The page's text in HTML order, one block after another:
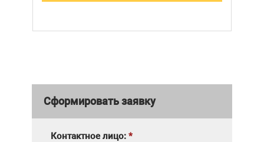
Сформировать заявку
Контактное лицо: *